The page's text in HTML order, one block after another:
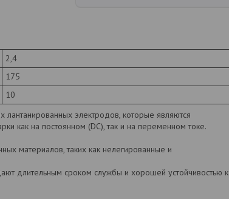
2,4
175
10
электродов, которые являются
как на постоянном (DC), так и на переменном токе.
материалов, таких как нелегированные и
длительным сроком службы и хорошей устойчивостью к